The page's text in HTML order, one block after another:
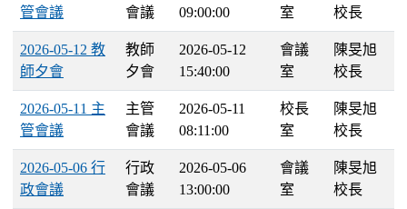
管會議
會議
09:00:00
室
校長
2026-05-12 教
師夕會
教師
夕會
2026-05-12
15:40:00
會議
室
陳旻旭
校長
2026-05-11 主
管會議
主管
會議
2026-05-11
08:11:00
校長
室
陳旻旭
校長
2026-05-06 行
政會議
行政
會議
2026-05-06
13:00:00
會議
室
陳旻旭
校長